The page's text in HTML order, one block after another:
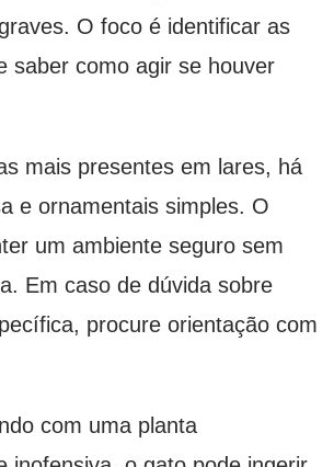
O foco é identificar as
saber como agir se houver
mais presentes em lares, há
e ornamentais simples. O
um ambiente seguro sem
Em caso de dúvida sobre
procure orientação com
com uma planta